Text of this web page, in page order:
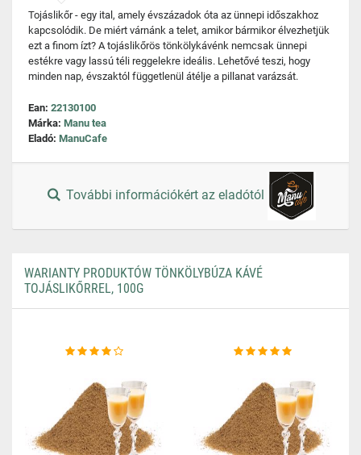
Tojáslikőr - egy ital, amely évszázadok óta az ünnepi időszakhoz
kapcsolódik. De miért várnánk a telet, amikor bármikor élvezhetjük
ezt a finom ízt? A tojáslikőrös tönkölykávénk nemcsak ünnepi
estékre vagy lassú téli reggelekre ideális. Lehetővé teszi, hogy
minden nap, évszaktól függetlenül átélje a pillanat varázsát.
Ean: 22130100
Márka: Manu tea
Eladó: ManuCafe
További információkért az eladótól
WARIANTY PRODUKTÓW TÖNKÖLYBÚZA KÁVÉ
TOJÁSLIKŐRREL, 100G